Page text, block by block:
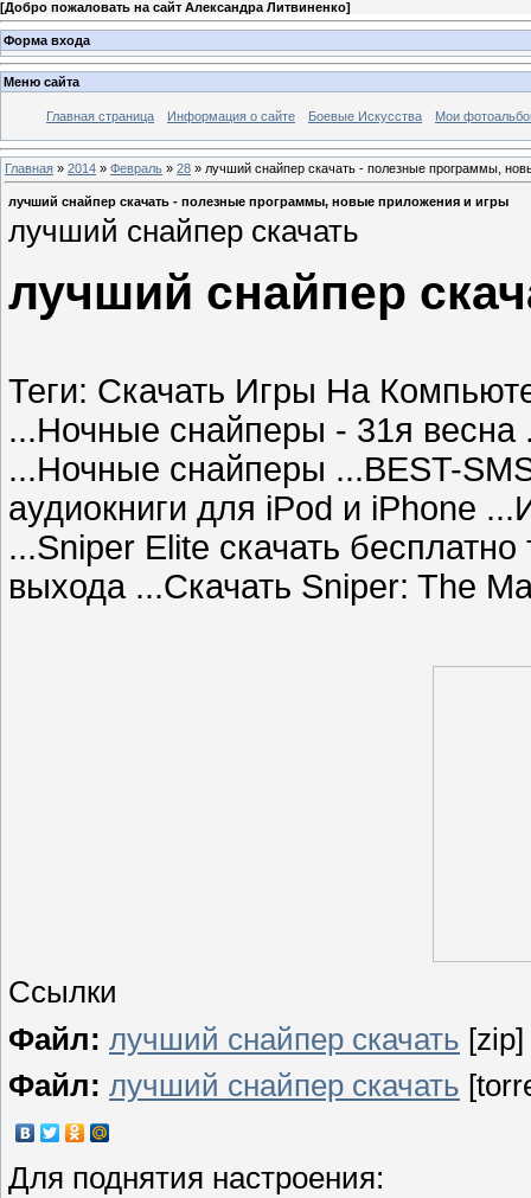
[Добро пожаловать на сайт Александра Литвиненко]
Форма входа
Меню сайта
Главная страница Информация о сайте Боевые Искусства Мои
Главная » 2014 » Февраль » 28 » лучший снайпер скачать - полезные программы,
лучший снайпер скачать - полезные программы, новые приложения и игры
лучший снайпер скачать
лучший снайпер
Теги: Скачать Игры На
...Ночные снайперы - 31я
...Ночные снайперы ...BEST-
аудиокниги для iPod и iPhone
...Sniper Elite скачать
выхода ...Скачать Sniper: The
Ссылки
Файл: лучший снайпер скачать
Файл: лучший снайпер скачать
Для поднятия настроения: